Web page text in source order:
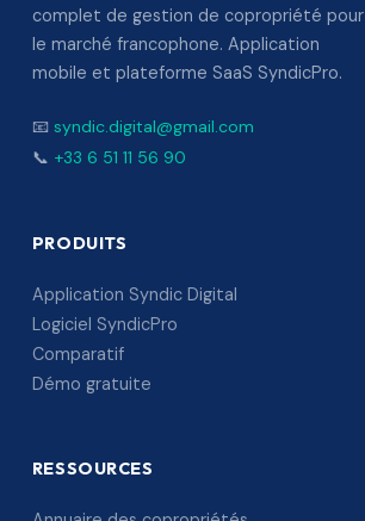
complet de gestion de copropriété pour
le marché francophone. Application
mobile et plateforme SaaS SyndicPro.
📧 syndic.digital@gmail.com
📞 +33 6 51 11 56 90
PRODUITS
Application Syndic Digital
Logiciel SyndicPro
Comparatif
Démo gratuite
RESSOURCES